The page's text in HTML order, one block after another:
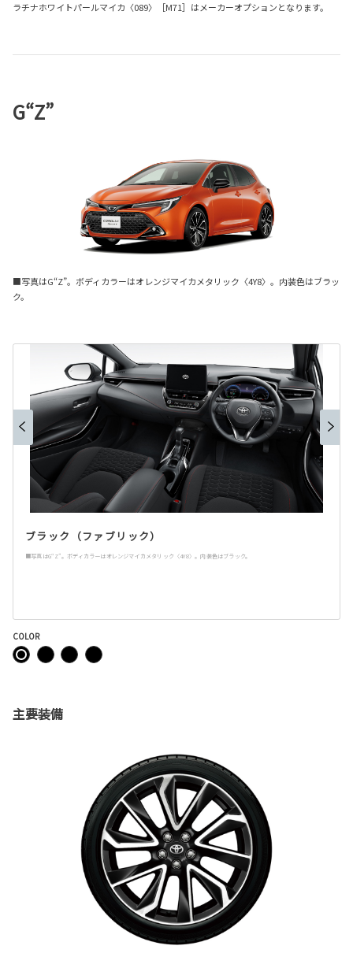
ラチナホワイトパールマイカ〈089〉［M71］はメーカーオプションとなります。
G“Z”
■写真はG“Z”。ボディカラーはオレンジマイカメタリック〈4Y8〉。内装色はブラッ
ク。
ブラック（ファブリック）
■写真はG“Z”。ボディカラーはオレンジマイカメタリック〈4Y8〉。内装色はブラック。
COLOR
主要装備